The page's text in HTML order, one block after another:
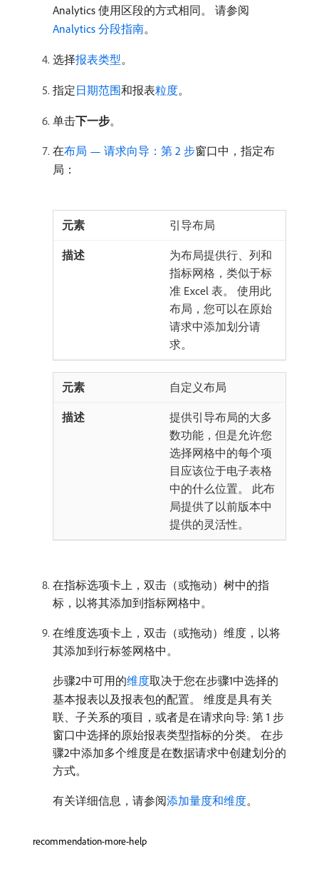
Analytics 使用区段的方式相同。 请参阅
Analytics 分段指南。
选择报表类型。
指定日期范围和报表粒度。
单击​下一步。
在布局 — 请求向导：第 2 步窗口中，指定布
局：
引导布局
为布局提供行、列和
指标网格，类似于标
准 Excel 表。 使用此
布局，您可以在原始
请求中添加划分请
求。
自定义布局
提供引导布局的大多
数功能，但是允许您
选择网格中的每个项
目应该位于电子表格
中的什么位置。 此布
局提供了以前版本中
提供的灵活性。
在指标选项卡上，双击（或拖动）树中的指
标，以将其添加到指标网格中。
在维度选项卡上，双击（或拖动）维度，以将
其添加到行标签网格中。
步骤2中可用的维度取决于您在步骤1中选择的
基本报表以及报表包的配置。 维度是具有关
联、子关系的项目，或者是在请求向导: 第 1 步
窗口中选择的原始报表类型指标的分类。 在步
骤2中添加多个维度是在数据请求中创建划分的
方式。
有关详细信息，请参阅添加量度和维度。
recommendation-more-help